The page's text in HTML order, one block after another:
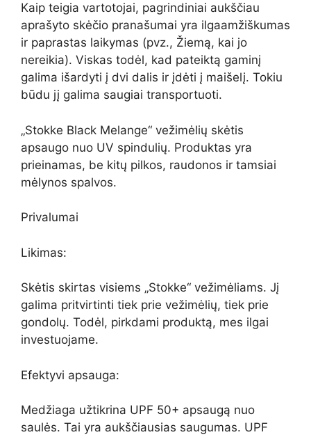
Kaip teigia vartotojai, pagrindiniai aukščiau
aprašyto skėčio pranašumai yra ilgaamžiškumas
ir paprastas laikymas (pvz., Žiemą, kai jo
nereikia). Viskas todėl, kad pateiktą gaminį
galima išardyti į dvi dalis ir įdėti į maišelį. Tokiu
būdu jį galima saugiai transportuoti.
„Stokke Black Melange“ vežimėlių skėtis
apsaugo nuo UV spindulių. Produktas yra
prieinamas, be kitų pilkos, raudonos ir tamsiai
mėlynos spalvos.
Privalumai
Likimas:
Skėtis skirtas visiems „Stokke“ vežimėliams. Jį
galima pritvirtinti tiek prie vežimėlių, tiek prie
gondolų. Todėl, pirkdami produktą, mes ilgai
investuojame.
Efektyvi apsauga:
Medžiaga užtikrina UPF 50+ apsaugą nuo
saulės. Tai yra aukščiausias saugumas. UPF